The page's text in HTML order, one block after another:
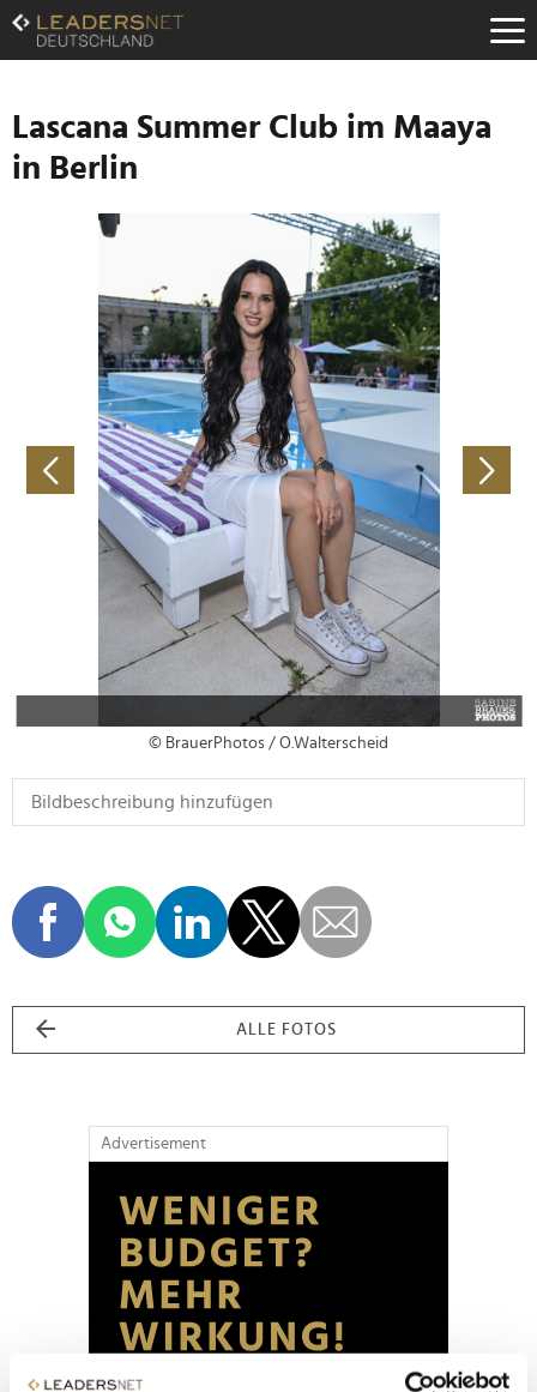
Zum
Inhalt
Zur
Navigation
Zur
Hauptnavigation
Lascana Summer Club im Maaya
in Berlin
© BrauerPhotos / O.Walterscheid
ALLE FOTOS
Advertisement